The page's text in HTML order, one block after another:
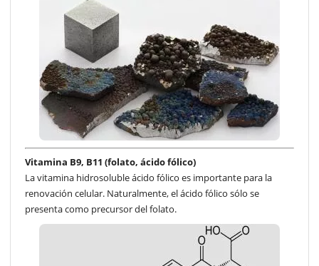
Vitamina B9, B11 (folato, ácido fólico)
La vitamina hidrosoluble ácido fólico es importante para la
renovación celular. Naturalmente, el ácido fólico sólo se
presenta como precursor del folato.